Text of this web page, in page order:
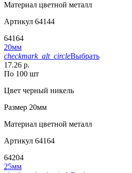
Материал цветной металл
Артикул 64144
64164
20мм
checkmark_alt_circleВыбрать
17.26 р.
По 100 шт
Цвет черный никель
Размер 20мм
Материал цветной металл
Артикул 64164
64204
25мм